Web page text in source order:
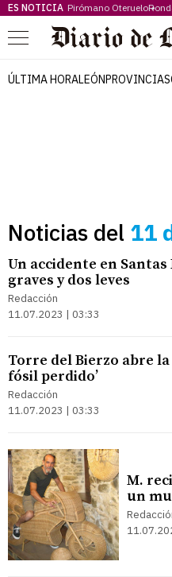
ES NOTICIA Pirómano Oteruelo
Menú
ÚLTIMA HORALEÓNPROVINCIA
Noticias del 11
Un accidente en
graves y dos leves
Redacción
11.07.2023 | 03:33
Torre del Bierzo abre
fósil perdido’
Redacción
11.07.2023 | 03:33
M.
un